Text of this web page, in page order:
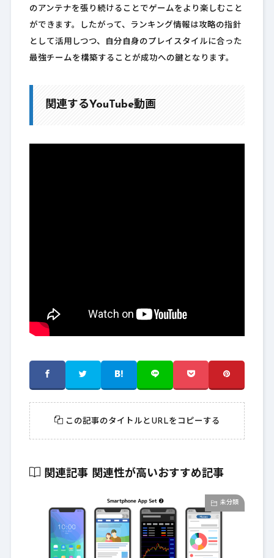
のアンテナを張り続けることでゲームをより楽しむこと
ができます。したがって、ランキング情報は攻略の指針
として活用しつつ、自分自身のプレイスタイルに合った
最強チームを構築することが成功への鍵となります。
関連するYouTube動画
この記事のタイトルとURLをコピーする
関連記事 関連性が高いおすすめ記事
未分類